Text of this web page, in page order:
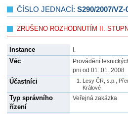
ČÍSLO JEDNACÍ: S290/2007/VZ-
ZRUŠENO ROZHODNUTÍM II.
Instance I.
Věc
Provádění
pni od 01. 01. 2008
Účastníci
Lesy ČR, s.p.,
Králové
Typ správního
řízení
Veřejná zakázka